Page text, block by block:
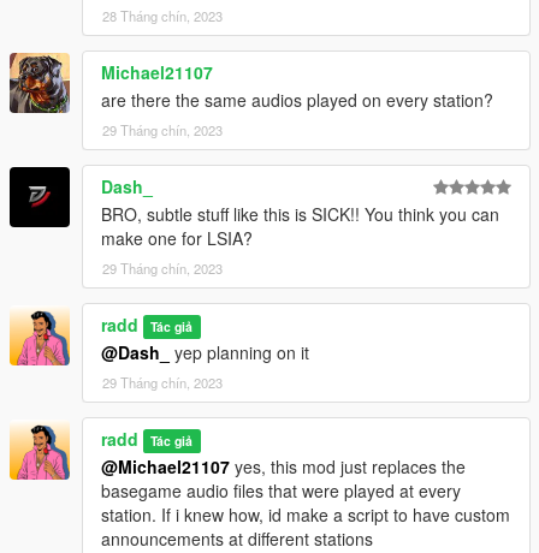
28 Tháng chín, 2023
Michael21107
are there the same audios played on every station?
29 Tháng chín, 2023
Dash_
BRO, subtle stuff like this is SICK!! You think you can
make one for LSIA?
29 Tháng chín, 2023
radd Tác giả
@Dash_ yep planning on it
29 Tháng chín, 2023
radd Tác giả
@Michael21107 yes, this mod just replaces the
basegame audio files that were played at every
station. If i knew how, id make a script to have custom
announcements at different stations